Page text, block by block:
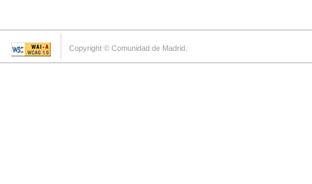
Copyright © Comunidad de Madrid.